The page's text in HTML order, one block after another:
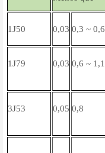
1J50 0,03 0,3 ~ 0,6
1J79 0,03 0,6 ~ 1,1
3J53 0,05 0,8